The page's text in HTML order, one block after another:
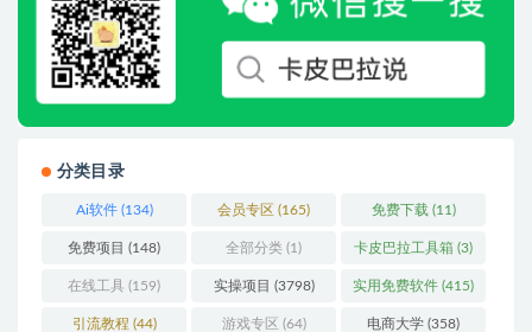
分类目录
Ai软件(134) 会员专区 (165) 免费下载 (11)
免费项目 (148) 全部分类 (1) 卡皮巴拉工具箱 (3)
在线工具 (159) 实操项目 (3798) 实用免费软件 (415)
引流教程 (44) 游戏专区 (64) 电商大学 (358)